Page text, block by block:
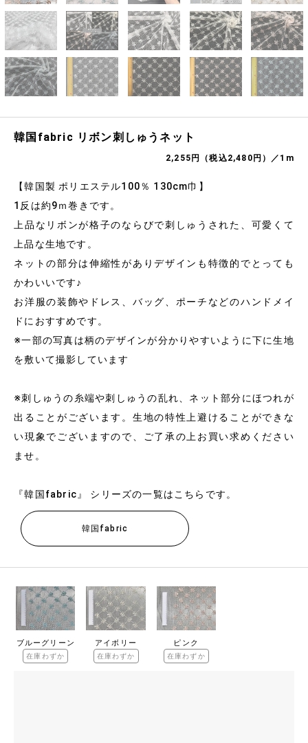
韓国fabric リボン刺しゅうネット
2,255円（税込2,480円）／1m
【韓国製 ポリエステル100％ 130cm巾】
1反は約9ｍ巻きです。
上品なリボンが格子のならびで刺しゅうされた、可愛くて
上品な生地です。
ネットの部分は伸縮性がありデザインも特徴的でとっても
かわいいです♪
お洋服の装飾やドレス、バッグ、ポーチなどのハンドメイ
ドにおすすめです。
※一部の写真は柄のデザインが分かりやすいように下に生地
を敷いて撮影しています
※刺しゅうの糸端や刺しゅうの乱れ、ネット部分にほつれが
出ることがございます。生地の特性上避けることができな
い現象でございますので、ご了承の上お買い求めください
ませ。
『韓国fabric』 シリーズの一覧はこちらです。
韓国fabric
ブルーグリーン
在庫わずか
アイボリー
在庫わずか
ピンク
在庫わずか